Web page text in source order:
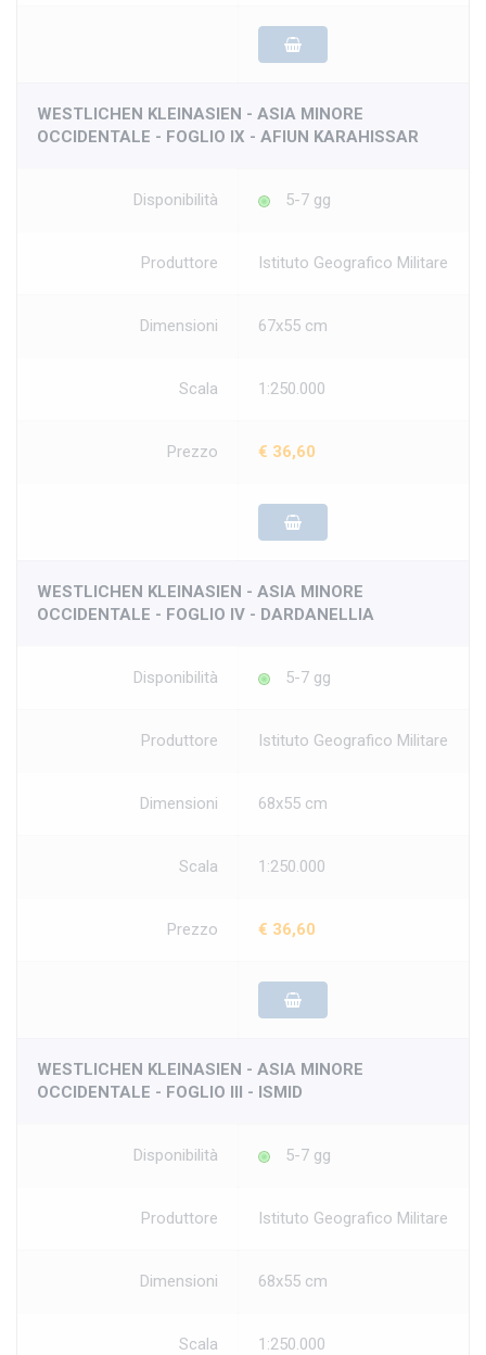
WESTLICHEN KLEINASIEN - ASIA MINORE
OCCIDENTALE - FOGLIO IX - AFIUN KARAHISSAR
Disponibilità 5-7 gg
Produttore Istituto Geografico Militare
Dimensioni 67x55 cm
Scala 1:250.000
Prezzo € 36,60
WESTLICHEN KLEINASIEN - ASIA MINORE
OCCIDENTALE - FOGLIO IV - DARDANELLIA
Disponibilità 5-7 gg
Produttore Istituto Geografico Militare
Dimensioni 68x55 cm
Scala 1:250.000
Prezzo € 36,60
WESTLICHEN KLEINASIEN - ASIA MINORE
OCCIDENTALE - FOGLIO III - ISMID
Disponibilità 5-7 gg
Produttore Istituto Geografico Militare
Dimensioni 68x55 cm
Scala 1:250.000